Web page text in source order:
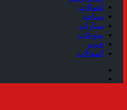
إتصالات
سياحة
سيارات
منوعات
فيديو
المقالات